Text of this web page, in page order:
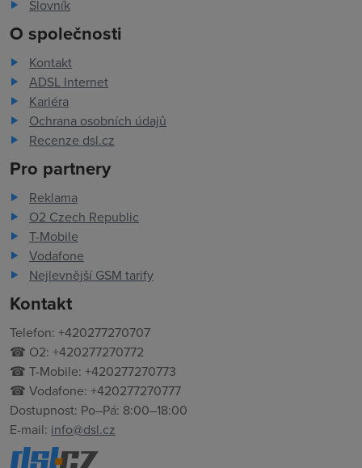
Slovník
O společnosti
Kontakt
ADSL Internet
Kariéra
Ochrana osobních údajů
Recenze dsl.cz
Pro partnery
Reklama
O2 Czech Republic
T-Mobile
Vodafone
Nejlevnější GSM tarify
Kontakt
Telefon: +420277270707
☎ O2: +420277270772
☎ T-Mobile: +420277270773
☎ Vodafone: +420277270777
Dostupnost: Po–Pá: 8:00–18:00
E-mail: info@dsl.cz